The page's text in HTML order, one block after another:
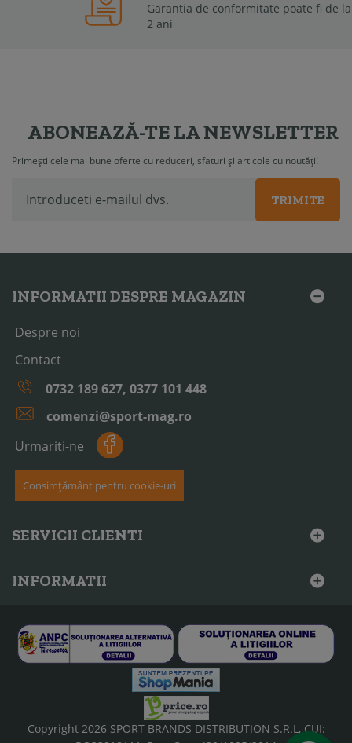
Garantia de conformitate poate fi de la 6 luni la
2 ani
ABONEAZĂ-TE LA NEWSLETTER
Primești cele mai bune oferte cu reduceri, sfaturi și articole cu noutăți!
TRIMITE
INFORMATII DESPRE MAGAZIN
Despre noi
Contact
0732 189 627, 0377 101 448
comenzi@sport-mag.ro
Urmariti-ne
Consimțământ pentru cookie-uri
SERVICII CLIENTI
INFORMATII
Copyright 2026 SPORT BRANDS DISTRIBUTION S.R.L, CUI: